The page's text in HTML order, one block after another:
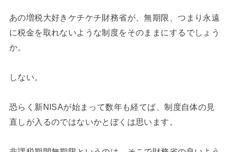
あの増税大好きケチケチ財務省が、無期限、つまり永遠
に税金を取れないような制度をそのままにするでしょう
か。
しない。
恐らく新NISAが始まって数年も経てば、制度自体の見
直しが入るのではないかとぼくは思います。